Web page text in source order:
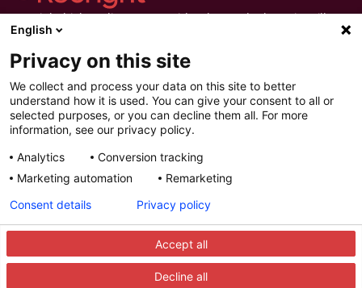
Recright hjälper dig att göra evidensbaserad rekrytering till en
del av vardagen.Strukturera urvalet, håll bättre intervjuer och
fatta beslut du kan lita på.
Recright
Kontakta oss
Om oss
Certifieringar och rapporter
Demo
Produkter
Intelligent Selection
Förbered
Intervjua
Förbättra
Integrationer
© 2025 Recright. Alla rättigheter förbehålls.
English
Privacy on this site
We collect and process your data on this site to better
understand how it is used. You can give your consent to all or
selected purposes, or you can decline them all. For more
information, see our privacy policy.
Analytics
Conversion tracking
Marketing automation
Remarketing
Accept all
Decline all
Consent details Privacy policy